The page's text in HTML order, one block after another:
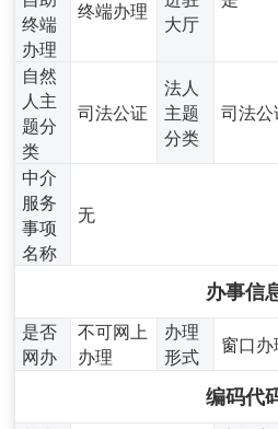
终端
办理
终端办理
大厅
自然
人主
题分
类
司法公证
法人
主题
分类
司法公
中介
服务
事项
名称
无
办事信
是否
网办
不可网上
办理
办理
形式
窗口办
编码代